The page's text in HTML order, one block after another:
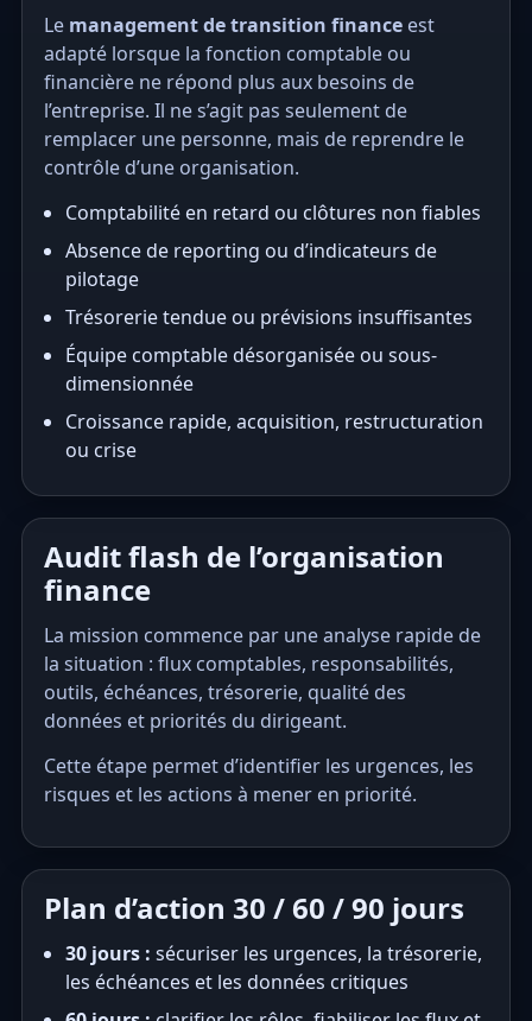
Le management de transition financeest
adapté lorsque la fonction comptable ou
financière ne répond plus aux besoins de
l’entreprise. Il ne s’agit pas seulement de
remplacer une personne, mais de reprendre le
contrôle d’une organisation.
Comptabilité en retard ou clôtures non fiables
Absence de reporting ou d’indicateurs de
pilotage
Trésorerie tendue ou prévisions insuffisantes
Équipe comptable désorganisée ou sous-
dimensionnée
Croissance rapide, acquisition, restructuration
ou crise
Audit flash de l’organisation
finance
La mission commence par une analyse rapide de
la situation : flux comptables, responsabilités,
outils, échéances, trésorerie, qualité des
données et priorités du dirigeant.
Cette étape permet d’identifier les urgences, les
risques et les actions à mener en priorité.
Plan d’action 30 / 60 / 90 jours
30 jours : sécuriser les urgences, la trésorerie,
les échéances et les données critiques